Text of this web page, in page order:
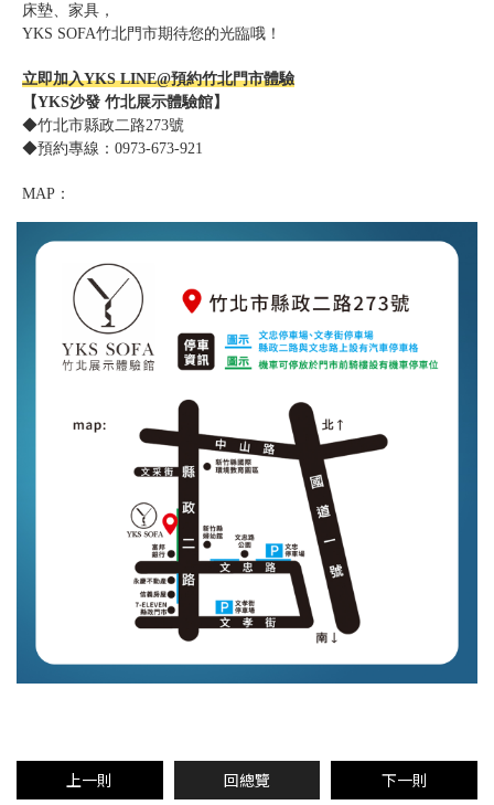
床墊、家具，
YKS SOFA竹北門市期待您的光臨哦！
立即加入YKS LINE@預約竹北門市體驗
【YKS沙發 竹北展示體驗館】
◆竹北市縣政二路273號
◆預約專線：0973-673-921
MAP：
上一則 回總覽 下一則